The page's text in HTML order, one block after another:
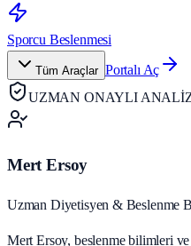
Sporcu Beslenmesi
Tüm Araçlar Portalı Aç
UZMAN ONAYLI
Mert Ersoy
Uzman Diyetisyen & Beslenme
Mert Ersoy, beslenme bilimleri